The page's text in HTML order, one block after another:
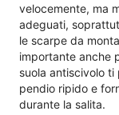
velocemente, ma
adeguati,
le scarpe da
importante anche
suola antiscivolo
pendio ripido e
durante la salita.